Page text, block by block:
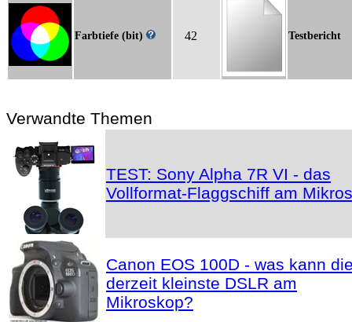
Farbtiefe (bit) 42 Testbericht
Verwandte Themen
TEST: Sony Alpha 7R VI - das
Vollformat-Flaggschiff am
Canon EOS 100D - was kann
derzeit kleinste DSLR am
Mikroskop?